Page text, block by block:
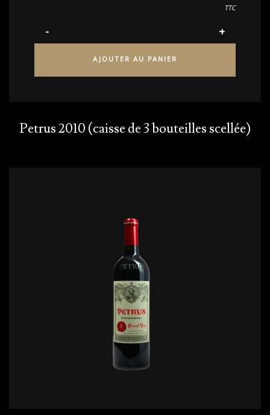
TTC
AJOUTER AU PANIER
Petrus 2010 (caisse de 3 bouteilles scellée)